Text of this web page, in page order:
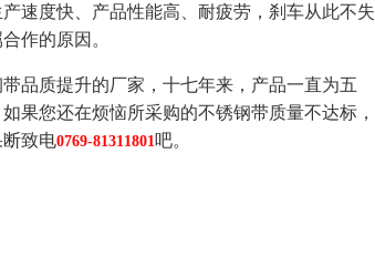
速度快、产品性能高、耐疲劳，刹车从此不失
作的原因。
质提升的厂家，十七年来，产品一直为五
果您还在烦恼所采购的不锈钢带质量不达标，
致电0769-81311801 吧。